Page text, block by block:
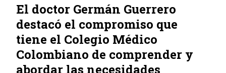
El doctor Germán Guerrero
destacó el compromiso que
tiene el Colegio Médico
Colombiano de comprender y
abordar las necesidades